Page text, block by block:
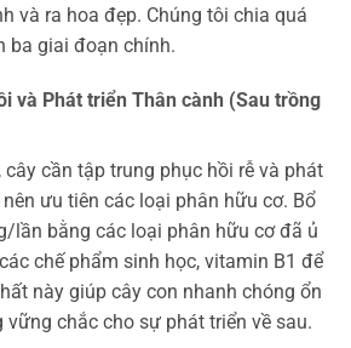
và ra hoa đẹp. Chúng tôi chia quá
ba giai đoạn chính.
và Phát triển Thân cành (Sau trồng
cần tập trung phục hồi rễ và phát
ưu tiên các loại phân hữu cơ. Bổ
lần bằng các loại phân hữu cơ đã ủ
chế phẩm sinh học, vitamin B1 để
này giúp cây con nhanh chóng ổn
chắc cho sự phát triển về sau.